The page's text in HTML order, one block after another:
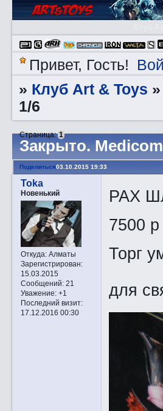
Привет, Гость!
» Клуб Art & Toys »
1/6
Закрытo.
Страница:1
Поделиться03.10.2015 19:33
Toka
Новенький
Откуда:Алматы
Зарегистрирован:
15.03.2015
Сообщений:21
Уважение: +1
Последний визит:
17.12.2016 00:30
РАХ
7500 р
Торг
для